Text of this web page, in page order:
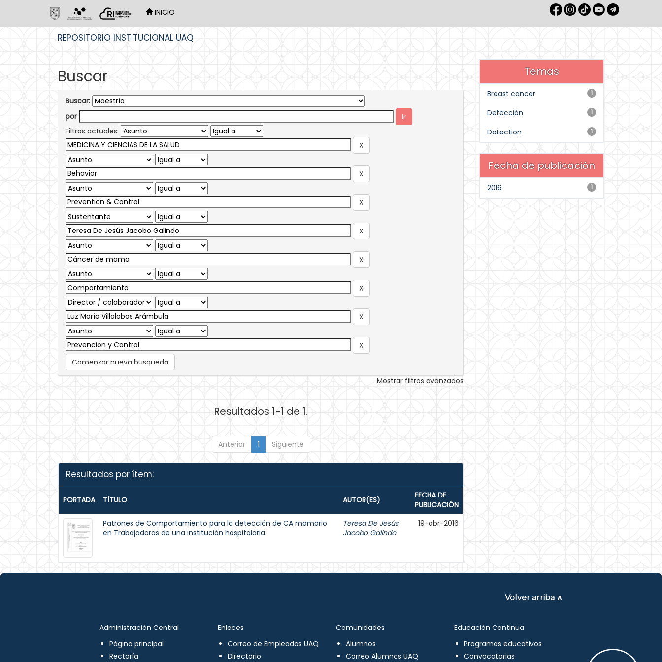
INICIO
REPOSITORIO INSTITUCIONAL UAQ
Buscar
Buscar:
por
Filtros actuales:
Comenzar nueva busqueda
Mostrar filtros avanzados
Resultados 1-1 de 1.
Anterior 1 Siguiente
Resultados por ítem:
PORTADA TÍTULO AUTOR(ES)
FECHA DE
PUBLICACIÓN
Patrones de Comportamiento para la detección de CA mamario
en Trabajadoras de una institución hospitalaria
Teresa De Jesús
Jacobo Galindo
19-abr-2016
Temas
1
Breast cancer
1
Detección
1
Detection
Fecha de publicación
1
2016
Volver arriba ∧
Administración Central
Página principal
Rectoría
Enlaces
Correo de Empleados UAQ
Directorio
Comunidades
Alumnos
Correo Alumnos UAQ
Educación Continua
Programas educativos
Convocatorias